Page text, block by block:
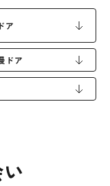
ア
ドア